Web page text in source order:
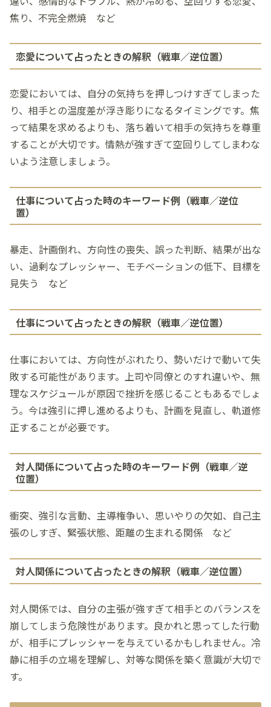
焦り、不完全燃焼 など
恋愛について占ったときの解釈（戦車／逆位置）
恋愛においては、自分の気持ちを押しつけすぎてしまった
り、相手との温度差が浮き彫りになるタイミングです。焦
って結果を求めるよりも、落ち着いて相手の気持ちを尊重
することが大切です。情熱が強すぎて空回りしてしまわな
いよう注意しましょう。
仕事について占った時のキーワード例（戦車／逆位
置）
暴走、計画倒れ、方向性の喪失、誤った判断、結果が出な
い、過剰なプレッシャー、モチベーションの低下、目標を
見失う など
仕事について占ったときの解釈（戦車／逆位置）
仕事においては、方向性がぶれたり、勢いだけで動いて失
敗する可能性があります。上司や同僚とのすれ違いや、無
理なスケジュールが原因で挫折を感じることもあるでしょ
う。今は強引に押し進めるよりも、計画を見直し、軌道修
正することが必要です。
対人関係について占った時のキーワード例（戦車／逆
位置）
衝突、強引な言動、主導権争い、思いやりの欠如、自己主
張のしすぎ、緊張状態、距離の生まれる関係 など
対人関係について占ったときの解釈（戦車／逆位置）
対人関係では、自分の主張が強すぎて相手とのバランスを
崩してしまう危険性があります。良かれと思ってした行動
が、相手にプレッシャーを与えているかもしれません。冷
静に相手の立場を理解し、対等な関係を築く意識が大切で
す。